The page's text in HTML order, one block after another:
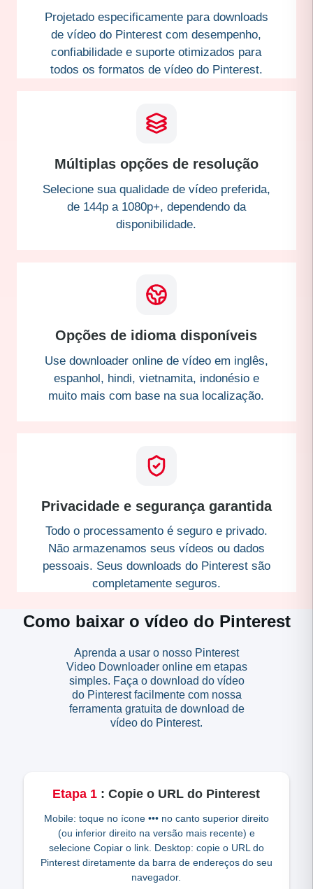
Projetado especificamente para downloads
de vídeo do Pinterest com desempenho,
confiabilidade e suporte otimizados para
todos os formatos de vídeo do Pinterest.
Múltiplas opções de resolução
Selecione sua qualidade de vídeo preferida,
de 144p a 1080p+, dependendo da
disponibilidade.
Opções de idioma disponíveis
Use downloader online de vídeo em inglês,
espanhol, hindi, vietnamita, indonésio e
muito mais com base na sua localização.
Privacidade e segurança garantida
Todo o processamento é seguro e privado.
Não armazenamos seus vídeos ou dados
pessoais. Seus downloads do Pinterest são
completamente seguros.
Como baixar o vídeo do Pinterest
Aprenda a usar o nosso Pinterest
Video Downloader online em etapas
simples. Faça o download do vídeo
do Pinterest facilmente com nossa
ferramenta gratuita de download de
vídeo do Pinterest.
Etapa 1 :Copie o URL do Pinterest
Mobile: toque no ícone ••• no canto superior direito
(ou inferior direito na versão mais recente) e
selecione Copiar o link. Desktop: copie o URL do
Pinterest diretamente da barra de endereços do seu
navegador.